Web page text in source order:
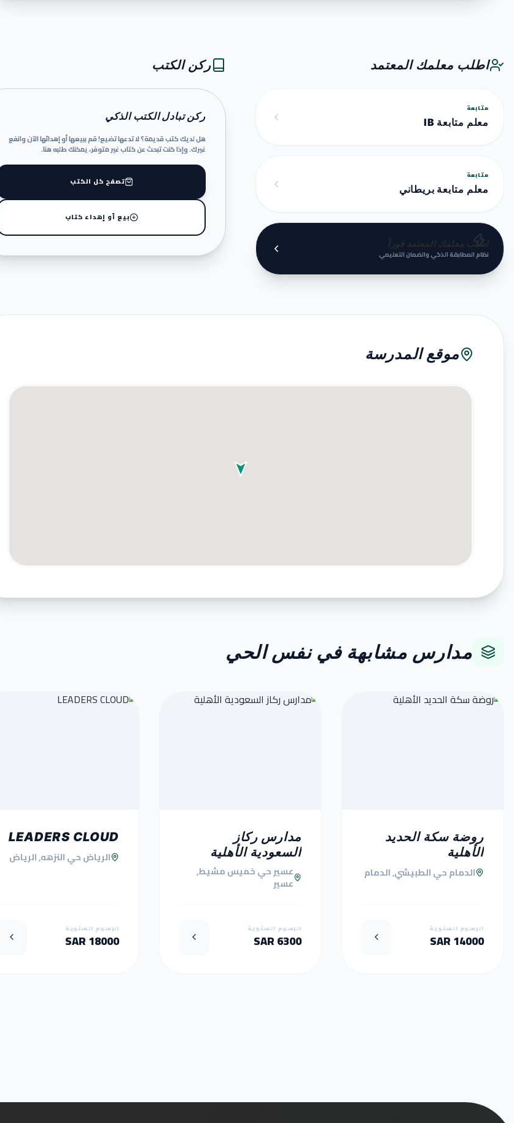
اطلب معلمك المعتمد
متابعة
معلم متابعة IB
متابعة
معلم متابعة بريطاني
اطلب معلمك المعتمد فوراً
نظام المطابقة الذكي والضمان التعليمي
ركن الكتب
ركن تبادل الكتب الذكي
هل لديك كتب قديمة؟ لا تدعها تضيع! قم ببيعها أو إهدائها الآن وانفع
غيرك. وإذا كنت تبحث عن كتاب غير متوفر، يمكنك طلبه هنا.
تصفح كل الكتب
بيع أو إهداء كتاب
موقع المدرسة
مدارس مشابهة في نفس الحي
روضة سكة الحديد
الأهلية
الدمام حي الطبيشي, الدمام
الرسوم السنوية
14000 SAR
مدارس ركاز
السعودية الأهلية
عسير حي خميس مشيط,
عسير
الرسوم السنوية
6300 SAR
LEADERS CLOUD
الرياض حي النزهه, الرياض
الرسوم السنوية
18000 SAR